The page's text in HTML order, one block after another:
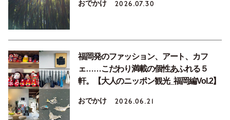
おでかけ 2026.07.30
福岡発のファッション、アート、カフ
ェ……こだわり満載の個性あふれる５
軒。【大人のニッポン観光_福岡編Vol.2】
おでかけ 2026.06.21